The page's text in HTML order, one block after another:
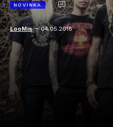
NOVINKA
LooMis-04.05.2018